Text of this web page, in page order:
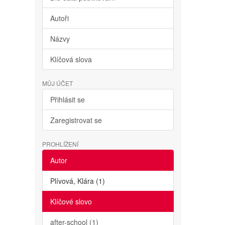
Autoři
Názvy
Klíčová slova
MŮJ ÚČET
Přihlásit se
Zaregistrovat se
PROHLÍŽENÍ
Autor
Plívová, Klára (1)
Klíčové slovo
after-school (1)